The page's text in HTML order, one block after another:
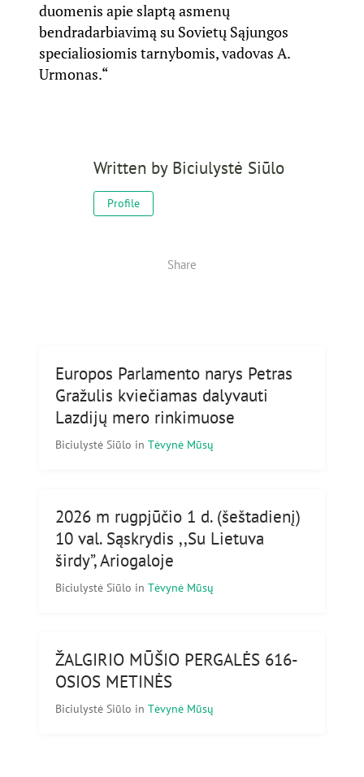
duomenis apie slaptą asmenų
bendradarbiavimą su Sovietų Sąjungos
specialiosiomis tarnybomis, vadovas A.
Urmonas.“
Written by Biciulystė Siūlo
Profile
Share
Europos Parlamento narys Petras
Gražulis kviečiamas dalyvauti
Lazdijų mero rinkimuose
Biciulystė Siūlo in Tėvynė Mūsų
2026 m rugpjūčio 1 d. (šeštadienį)
10 val. Sąskrydis ,,Su Lietuva
širdy”, Ariogaloje
Biciulystė Siūlo in Tėvynė Mūsų
ŽALGIRIO MŪŠIO PERGALĖS 616-
OSIOS METINĖS
Biciulystė Siūlo in Tėvynė Mūsų